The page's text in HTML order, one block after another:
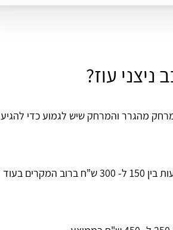
עוז?
מהגרר והמרחק שיש לגמוע כדי להגיע
זהו שיקול עיקרי כאשר גרירות קצרות של עד 10 ק"מ נעות בין 150 ל- 300 ש"ח ברוב המקרים בעוד